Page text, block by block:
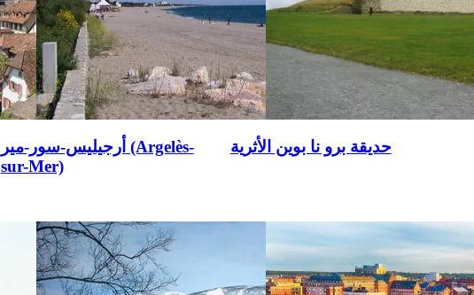
أرجيليس-سور-مير (Argelès-
sur-Mer)
حديقة برو نا بوين الأثرية